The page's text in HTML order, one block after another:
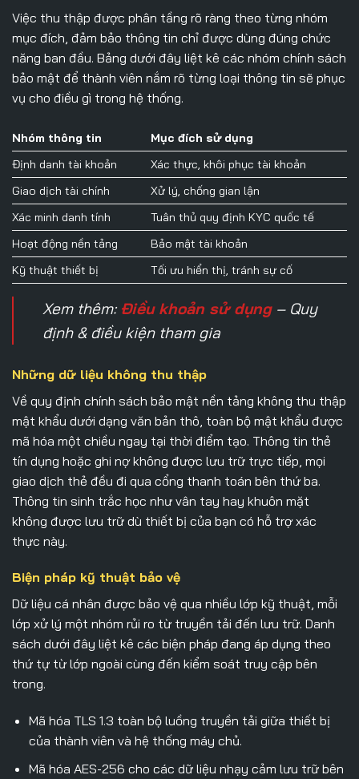
Việc thu thập được phân tầng rõ ràng theo từng nhóm
mục đích, đảm bảo thông tin chỉ được dùng đúng chức
năng ban đầu. Bảng dưới đây liệt kê các nhóm chính sách
bảo mật để thành viên nắm rõ từng loại thông tin sẽ phục
vụ cho điều gì trong hệ thống.
Nhóm thông tin
Mục đích sử dụng
Định danh tài khoản
Xác thực, khôi phục tài khoản
Giao dịch tài chính
Xử lý, chống gian lận
Xác minh danh tính
Tuân thủ quy định KYC quốc tế
Hoạt động nền tảng
Bảo mật tài khoản
Kỹ thuật thiết bị
Tối ưu hiển thị, tránh sự cố
Xem thêm: Điều khoản sử dụng– Quy
định & điều kiện tham gia
Những dữ liệu không thu thập
Về quy định chính sách bảo mật nền tảng không thu thập
mật khẩu dưới dạng văn bản thô, toàn bộ mật khẩu được
mã hóa một chiều ngay tại thời điểm tạo. Thông tin thẻ
tín dụng hoặc ghi nợ không được lưu trữ trực tiếp, mọi
giao dịch thẻ đều đi qua cổng thanh toán bên thứ ba.
Thông tin sinh trắc học như vân tay hay khuôn mặt
không được lưu trữ dù thiết bị của bạn có hỗ trợ xác
thực này.
Biện pháp kỹ thuật bảo vệ
Dữ liệu cá nhân được bảo vệ qua nhiều lớp kỹ thuật, mỗi
lớp xử lý một nhóm rủi ro từ truyền tải đến lưu trữ. Danh
sách dưới đây liệt kê các biện pháp đang áp dụng theo
thứ tự từ lớp ngoài cùng đến kiểm soát truy cập bên
trong.
Mã hóa TLS 1.3 toàn bộ luồng truyền tải giữa thiết bị
của thành viên và hệ thống máy chủ.
Mã hóa AES-256 cho các dữ liệu nhạy cảm lưu trữ bên